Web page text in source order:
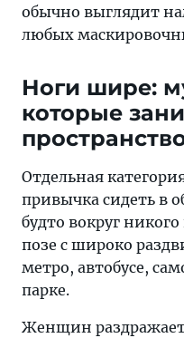
обычно выглядит
любых
Ноги шире:
которые
Отдельная
привычка сидеть в
будто вокруг
позе с широко
метро, автобусе,
парке.
Женщин раздражает